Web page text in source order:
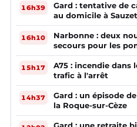
16h39
Gard : tentative de
au domicile à Sauzet
16h10
Narbonne : deux
secours pour les
15h17
A75 : incendie dans
trafic à l'arrêt
14h37
Gard : un épisode
la Roque-sur-Cèze